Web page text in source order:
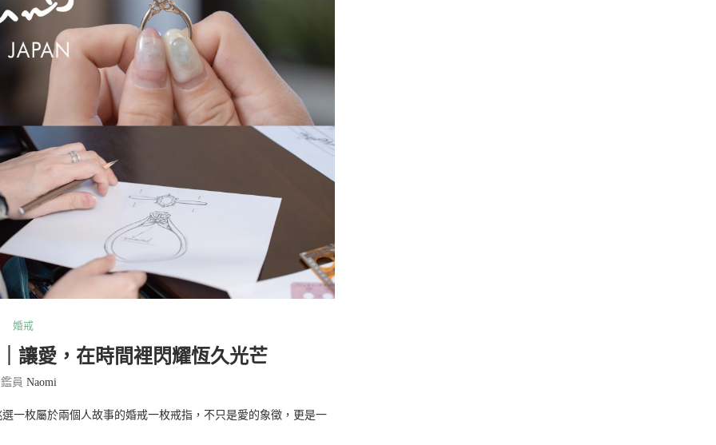
婚戒
讓愛，在時間裡閃耀恆久光芒
員 Naomi
枚屬於兩個人故事的婚戒一枚戒指，不只是愛的象徵，更是一